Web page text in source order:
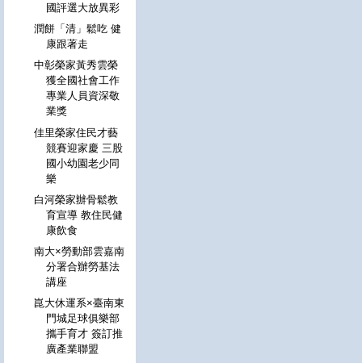
國評選大放異彩
潤餅「清」鬆吃 健
康跟著走
中彰榮家黃秀雲榮
獲全國社會工作
專業人員資深敬
業獎
佳里榮家住民才藝
競賽迎家慶 三股
國小幼園老少同
樂
白河榮家辦骨鬆教
育宣導 教住民健
康飲食
南大×勞動部雲嘉南
分署合辦勞基法
講座
崑大休運系×臺南東
門城足球俱樂部
攜手育才 簽訂推
廣產業聯盟